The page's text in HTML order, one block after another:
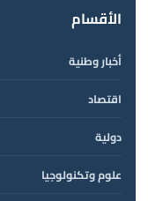
الأقسام
أخبار وطنية
اقتصاد
دولية
علوم وتكنولوجيا